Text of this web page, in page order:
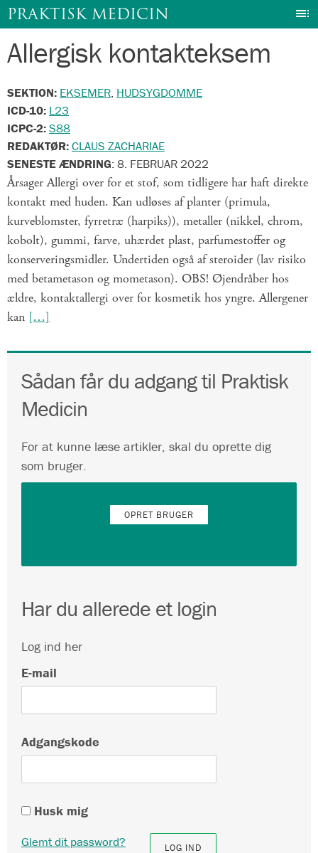
Gå
til
PRAKTISK MEDICIN
Allergisk kontakteksem
SEKTION: EKSEMER, HUDSYGDOMME
ICD-10: L23
ICPC-2:S88
REDAKTØR:CLAUS ZACHARIAE
SENESTE ÆNDRING: 8. FEBRUAR 2022
Årsager Allergi over for et stof, som tidligere har haft direkte
kontakt med huden. Kan udløses af planter (primula,
kurveblomster, fyrretræ (harpiks)), metaller (nikkel, chrom,
kobolt), gummi, farve, uhærdet plast, parfumestoffer og
konserveringsmidler. Undertiden også af steroider (lav risiko
med betametason og mometason). OBS! Øjendråber hos
ældre, kontaktallergi over for kosmetik hos yngre. Allergener
kan […]
Sådan får du adgang til Praktisk
Medicin
For at kunne læse artikler, skal du oprette dig
som bruger.
OPRET BRUGER
Har du allerede et login
Log ind her
E-mail
Adgangskode
Husk mig
Glemt dit password?